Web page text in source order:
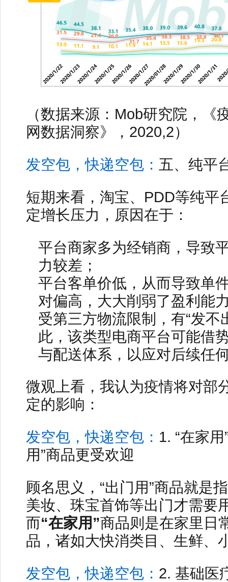
（数据来源：Mob研究院，《
网数据洞察》，2020,2）
发空包，快递空包： 五、纯平
短期来看，淘宝、PDD等纯平
定增长压力，原因在于：
平台商家多为经销商，导致
力较差；
平台客单价低，从而导致单
对偏高，大大削弱了盈利能
受第三方物流限制，有“发不
此，该类型电商平台可能借
与配送体系，以应对后续任
微观上看，我认为疫情将对部
定的影响：
发空包，快递空包： 1. “在家
用”商品更受欢迎
顾名思义，“出门用”商品就是
美妆、珠宝首饰等出门才需要
而“在家用”商品则是在家里日
品，诸如大快消类目、生鲜、
发空包，快递空包： 2. 基础医